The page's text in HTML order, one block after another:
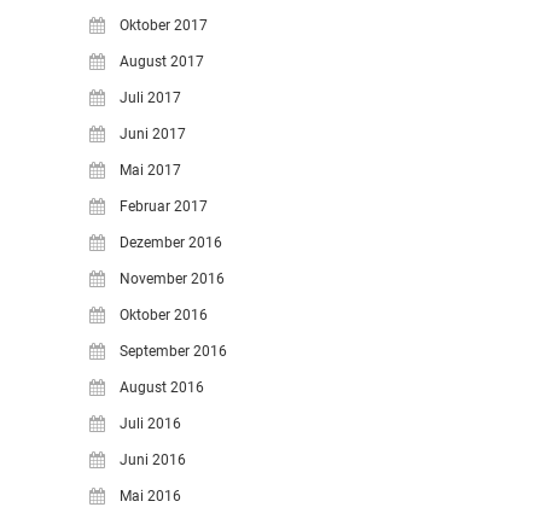
Oktober 2017
August 2017
Juli 2017
Juni 2017
Mai 2017
Februar 2017
Dezember 2016
November 2016
Oktober 2016
September 2016
August 2016
Juli 2016
Juni 2016
Mai 2016